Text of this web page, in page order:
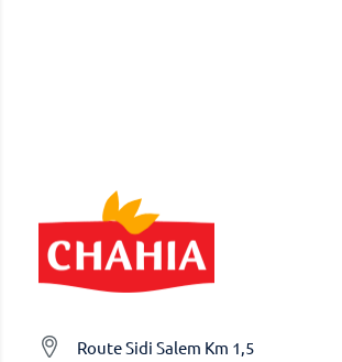
Route Sidi Salem Km 1,5